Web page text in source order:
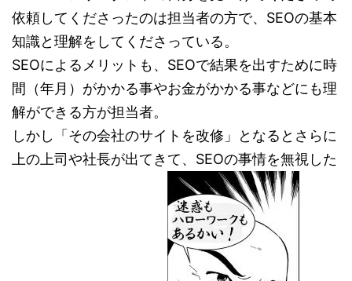
依頼してくださったのは担当者の方で、SEOの基本
知識と理解をしてくださっている。
SEOによるメリットも、SEOで結果を出すために時
間（年月）がかかる事やお金がかかる事などにも理
解ができる方が担当者。
しかし「その会社のサイトを改修」となるとさらに
上の 上司や社長が出てきて、SEOの事情を無視した